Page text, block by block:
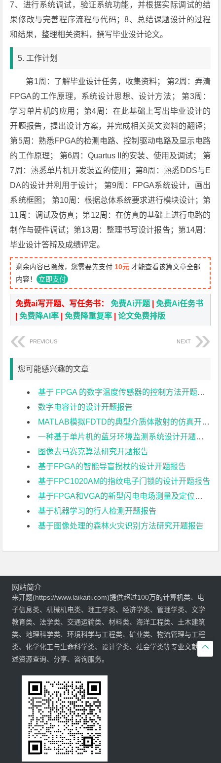
7、进行系统调试，验证系统功能，并根据实际调试的结
果修改与完善程序流程与代码；8、总结课题设计的过程
和结果，整理相关资料，撰写毕业设计论文。
5. 工作计划
第1周：了解毕业设计任务，收集资料； 第2周：弄清
FPGA的工作原理，系统设计思想、设计方法； 第3周：
学习单片机的应用；第4周：在此基础上写出毕业设计的
开题报告，提出设计方案，并完成相关英文资料的翻译；
第5周：熟悉FPGA的检测电路、控制驱动电路及显示电路
的工作原理； 第6周：Quartus II的安装、使用及调试； 第
7周：熟悉单片机开发装置的使用；第8周：熟悉DDS与E
DA的设计并利用于设计； 第9周：FPGA系统设计，画出
系统框图； 第10周：根据总体系统要求进行模块设计；第
11周：调试及仿真；第12周：在仿真的基础上进行电路的
制作与硬件调试；第13周：整理书写设计报告；第14周：
毕业设计答辩及成绩评定。
剩余内容已隐藏，您需要先支付 10元 才能查看该篇文章全部
内容！ 立即支付
免费ai写开题、写任务书：免费Ai开题 |免费Ai任务书
|免费降AI率 |免费降重复率 |论文免费排版
PREVIOUS NEXT
您可能感兴趣的文章
基于 FPGA 的数字温度传感器的控制方法开题报告
数字电容计的设计开题报告
MATLAB模拟FDTD的典型介质体散射的仿真开题报告
一种基于单片机的蓝牙环境监测系统设计开题报告
图像去马赛克算法研究开题报告
基于FPGA的智能导盲拐杖的设计开题报告
基于FPC1020AM的指纹电子门锁的设计开题报告
基于FPGA和VGA的新型闪电电场测量及定位系统开题报告
基于机器学习的行人检测开题报告
基于图像处理的森林火灾识别方法研究开题报告

网站简介
来开题(https://www.laikaiti.com)提供超过100万的计算机类、电
子信息类、机械机电类、理工学类、经济学类、管理学类、文学
教育类、法学类、交通运输类、材料类、海洋工程类、土木建筑
类、地理科学类、环境科学与工程类、矿业类、物流管理与工程
类、化学化工与生命科学类、设计学类、社会学类等专业文献综
述资源查询、分享、咨询服务。